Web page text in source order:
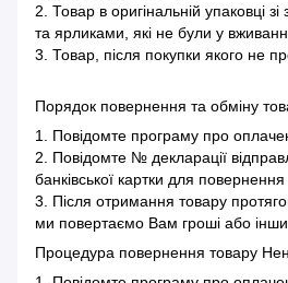
2. Товар в оригінальній упаковці
та ярликами, які не були у
3. Товар, після покупки якого не
Порядок повернення та обміну
1. Повідомте програму про
2. Повідомте № декларації
банківської картки для повернення
3. Після отримання товару
ми повертаємо Вам гроші або
Процедура повернення товару